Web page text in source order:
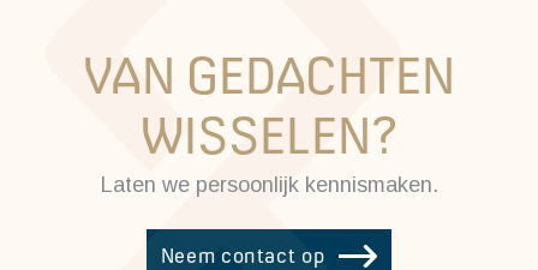
VAN GEDACHTEN
WISSELEN?
Laten we persoonlijk kennismaken.
Neem contact op